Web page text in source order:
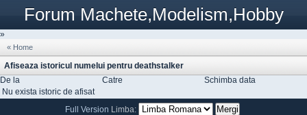
Forum Machete,Modelism,Hobby
»
« Home
Afiseaza istoricul numelui pentru deathstalker
De la
Catre
Schimba data
Nu exista istoric de afisat
Full Version Limba: